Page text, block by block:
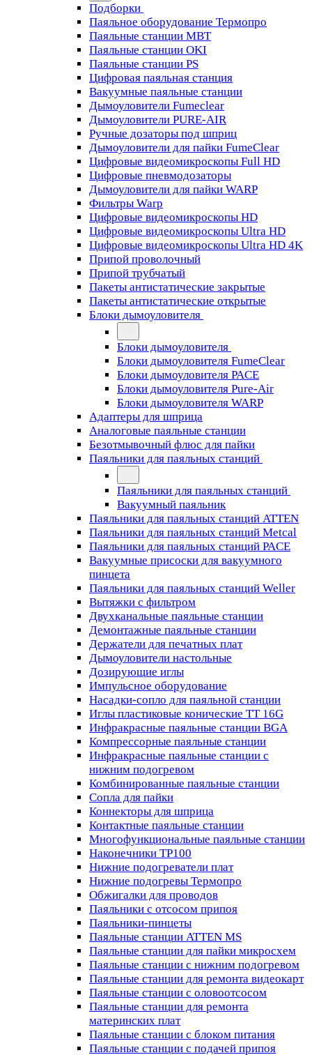
Подборки
Паяльное оборудование Термопро
Паяльные станции MBT
Паяльные станции OKI
Паяльные станции PS
Цифровая паяльная станция
Вакуумные паяльные станции
Дымоуловители Fumeclear
Дымоуловители PURE-AIR
Ручные дозаторы под шприц
Дымоуловители для пайки FumeClear
Цифровые видеомикроскопы Full HD
Цифровые пневмодозаторы
Дымоуловители для пайки WARP
Фильтры Warp
Цифровые видеомикроскопы HD
Цифровые видеомикроскопы Ultra HD
Цифровые видеомикроскопы Ultra HD 4K
Припой проволочный
Припой трубчатый
Пакеты антистатические закрытые
Пакеты антистатические открытые
Блоки дымоуловителя
Блоки дымоуловителя
Блоки дымоуловителя FumeClear
Блоки дымоуловителя PACE
Блоки дымоуловителя Pure-Air
Блоки дымоуловителя WARP
Адаптеры для шприца
Аналоговые паяльные станции
Безотмывочный флюс для пайки
Паяльники для паяльных станций
Паяльники для паяльных станций
Вакуумный паяльник
Паяльники для паяльных станций ATTEN
Паяльники для паяльных станций Metcal
Паяльники для паяльных станций PACE
Вакуумные присоски для вакуумного
пинцета
Паяльники для паяльных станций Weller
Вытяжки с фильтром
Двухканальные паяльные станции
Демонтажные паяльные станции
Держатели для печатных плат
Дымоуловители настольные
Дозирующие иглы
Импульсное оборудование
Насадки-сопло для паяльной станции
Иглы пластиковые конические TT 16G
Инфракрасные паяльные станции BGA
Компрессорные паяльные станции
Инфракрасные паяльные станции с
нижним подогревом
Комбинированные паяльные станции
Сопла для пайки
Коннекторы для шприца
Контактные паяльные станции
Многофункциональные паяльные станции
Наконечники TP100
Нижние подогреватели плат
Нижние подогревы Термопро
Обжигалки для проводов
Паяльники с отсосом припоя
Паяльники-пинцеты
Паяльные станции ATTEN MS
Паяльные станции для пайки микросхем
Паяльные станции с нижним подогревом
Паяльные станции для ремонта видеокарт
Паяльные станции с оловоотсосом
Паяльные станции для ремонта
материнских плат
Паяльные станции с блоком питания
Паяльные станции с подачей припоя